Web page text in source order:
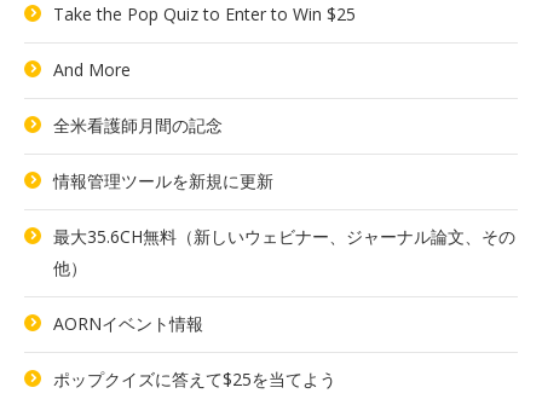
Take the Pop Quiz to Enter to Win $25
And More
全米看護師月間の記念
情報管理ツールを新規に更新
最大35.6CH無料（新しいウェビナー、ジャーナル論文、その
他）
AORNイベント情報
ポップクイズに答えて$25を当てよう